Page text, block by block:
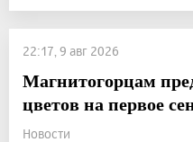
22:17, 9 авг 2026
Магнитогорцам
цветов на первое
Новости